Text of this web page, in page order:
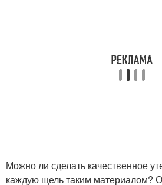
Можно ли сделать качественное
каждую щель таким материалом?